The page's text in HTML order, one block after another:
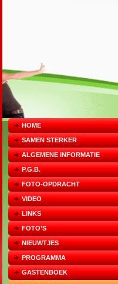
HOME
SAMEN STERKER
ALGEMENE INFORMATIE
P.G.B.
FOTO-OPDRACHT
VIDEO
LINKS
FOTO’S
NIEUWTJES
PROGRAMMA
GASTENBOEK